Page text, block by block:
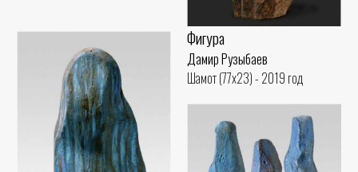
Фигура
Дамир Рузыбаев
Шамот (77x23) - 2019 год